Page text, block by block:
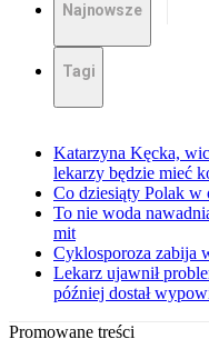
Najnowsze
Tagi
Katarzyna Kęcka,
lekarzy będzie mieć
Co dziesiąty Polak
To nie woda
mit
Cyklosporoza zabija
Lekarz ujawnił
później dostał
Promowane treści